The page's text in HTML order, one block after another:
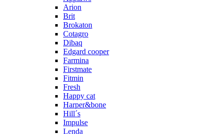
Arion
Brit
Brokaton
Cotagro
Dibaq
Edgard cooper
Farmina
Firstmate
Fitmin
Fresh
Happy cat
Harper&bone
Hill´s
Impulse
Lenda